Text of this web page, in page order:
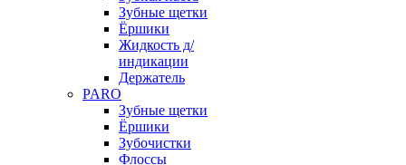
Зубные щетки
Ёршики
Жидкость д/
индикации
Держатель
PARO
Зубные щетки
Ёршики
Зубочистки
Флоссы